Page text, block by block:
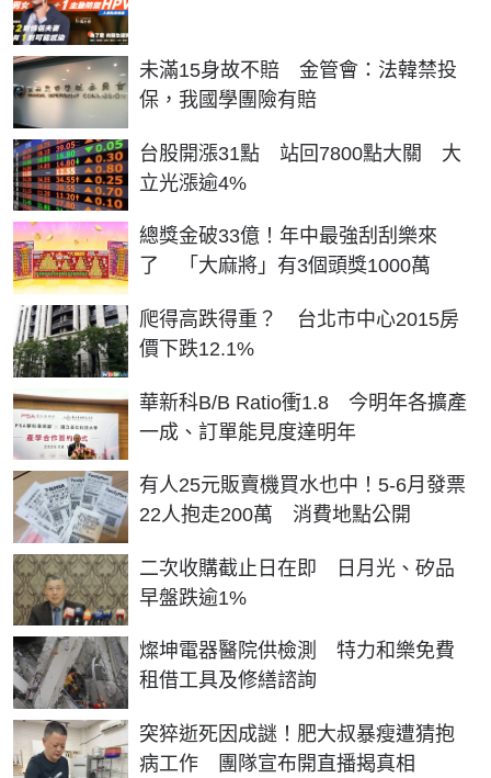
未滿15身故不賠 金管會：法韓禁投
保，我國學團險有賠
台股開漲31點 站回7800點大關 大
立光漲逾4%
總獎金破33億！年中最強刮刮樂來
了 「大麻將」有3個頭獎1000萬
爬得高跌得重？ 台北市中心2015房
價下跌12.1%
華新科B/B Ratio衝1.8 今明年各擴產
一成、訂單能見度達明年
有人25元販賣機買水也中！5-6月發票
22人抱走200萬 消費地點公開
二次收購截止日在即 日月光、矽品
早盤跌逾1%
燦坤電器醫院供檢測 特力和樂免費
租借工具及修繕諮詢
突猝逝死因成謎！肥大叔暴瘦遭猜抱
病工作 團隊宣布開直播揭真相